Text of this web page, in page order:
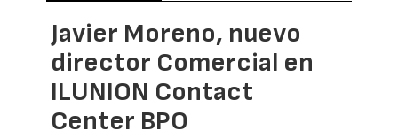
Javier Moreno, nuevo
director Comercial en
ILUNION Contact
Center BPO